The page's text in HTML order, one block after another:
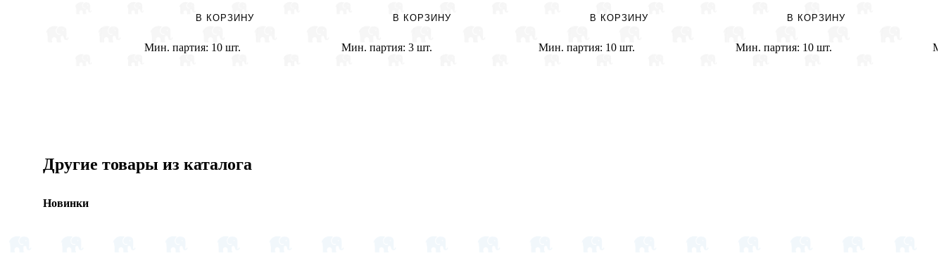
В КОРЗИНУ
Мин. партия: 10 шт.
В КОРЗИНУ
Мин. партия: 3 шт.
В КОРЗИНУ
Мин. партия: 10 шт.
В КОРЗИНУ
Мин. партия: 10 шт.
Другие товары из каталога
Новинки